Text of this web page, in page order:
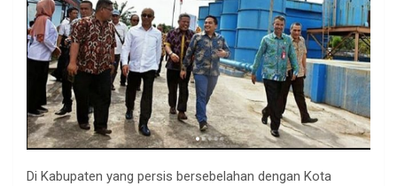
Di Kabupaten yang persis bersebelahan dengan Kota